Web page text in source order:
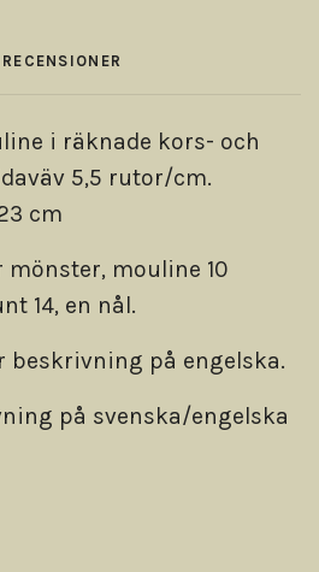
RECENSIONER
i räknade kors- och
5,5 rutor/cm.
cm
mouline 10
14, en nål.
beskrivning på engelska.
på svenska/engelska